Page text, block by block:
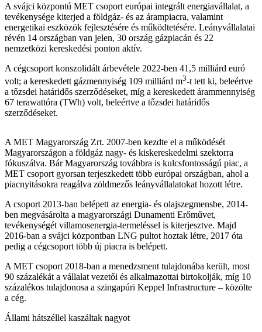
A svájci központú MET csoport európai integrált energiavállalat, a
tevékenysége kiterjed a földgáz- és az árampiacra, valamint
energetikai eszközök fejlesztésére és működtetésére. Leányvállalatai
révén 14 országban van jelen, 30 ország gázpiacán és 22
nemzetközi kereskedési ponton aktív.
A cégcsoport konszolidált árbevétele 2022-ben 41,5 milliárd euró
volt; a kereskedett gázmennyiség 109 milliárd m3-t tett ki, beleértve
a tőzsdei határidős szerződéseket, míg a kereskedett árammennyiség
67 terawattóra (TWh) volt, beleértve a tőzsdei határidős
szerződéseket.
A MET Magyarország Zrt. 2007-ben kezdte el a működését
Magyarországon a földgáz nagy- és kiskereskedelmi szektorra
fókuszálva. Bár Magyarország továbbra is kulcsfontosságú piac, a
MET csoport gyorsan terjeszkedett több európai országban, ahol a
piacnyitásokra reagálva zöldmezős leányvállalatokat hozott létre.
A csoport 2013-ban belépett az energia- és olajszegmensbe, 2014-
ben megvásárolta a magyarországi Dunamenti Erőművet,
tevékenységét villamosenergia-termeléssel is kiterjesztve. Majd
2016-ban a svájci központban LNG pultot hoztak létre, 2017 óta
pedig a cégcsoport több új piacra is belépett.
A MET csoport 2018-ban a menedzsment tulajdonába került, most
90 százalékát a vállalat vezetői és alkalmazottai birtokolják, míg 10
százalékos tulajdonosa a szingapúri Keppel Infrastructure – közölte
a cég.
Állami hátszéllel kaszáltak nagyot